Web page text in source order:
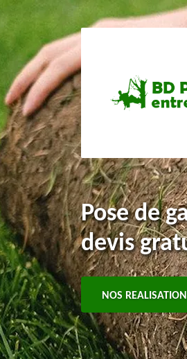
Pose de
devis
NOS